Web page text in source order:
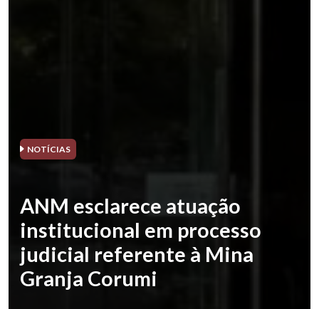
NOTÍCIAS
ANM esclarece atuação
institucional em processo
judicial referente à Mina
Granja Corumi